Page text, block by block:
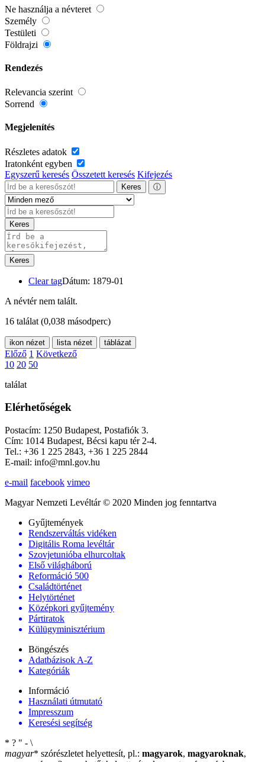
Ne használja a névteret
Személy
Testületi
Földrajzi
Rendezés
Relevancia szerint
Sorrend
Megjelenítés
Részletes adatok
Iratonként egyben
Egyszerű keresés Összetett keresés Kifejezés
Keres ⓘ
Keres
Keres
Clear tagDátum: 1879-01
A névtér nem talált.
16 találat (0,038 másodperc)
ikon nézet lista nézet táblázat
Előző 1 Következő
10 20 50
találat
Elérhetőségek
Postacím: 1250 Budapest, Postafiók 3.
Cím: 1014 Budapest, Bécsi kapu tér 2-4.
Tel.: +36 1 225 2843, +36 1 225 2844
E-mail: info@mnl.gov.hu
e-mail facebook vimeo
Magyar Nemzeti Levéltár © 2020 Minden jog fenntartva
Gyűjtemények
Rendszerváltás vidéken
Digitális Roma levéltár
Szovjetunióba elhurcoltak
Első világháború
Reformáció 500
Családtörténet
Helytörténet
Középkori gyűjtemény
Pártiratok
Külügyminisztérium
Böngészés
Adatbázisok A-Z
Kategóriák
Információ
Használati útmutató
Impresszum
Keresési segítség
* ? " - \
magyar* szórészletet helyettesít, pl.: magyarok, magyaroknak,